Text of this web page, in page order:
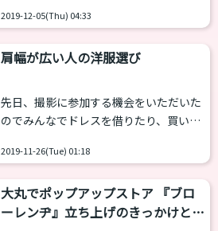
ームも...
着ないような割かしカワイイ洋服たちで
なると、最初１，２年は年齢に関係なく
る人が多いという傾向があります。 青春
時代よもう一度というわけではないので
すが、無意識に女子としての青春を追体
験するわけです。 個人的な体験談から見
ると、多くが109ブランドに走る傾向が
あります。前にも触れましたが、特に...
2019-12-05(Thu) 04:33
肩幅が広い人の洋服選び
先日、撮影に参加する機会をいただいた
のでみんなでドレスを借りたり、買いに
やでも思い知らされました。 キャバドレ
型を際立たせるためにできているという
ことです。くびれたウェスト、きゃしゃ
2019-11-26(Tue) 01:18
大丸でポップアップストア 『ブロ
ーレンヂ』立ち上げのきっかけと